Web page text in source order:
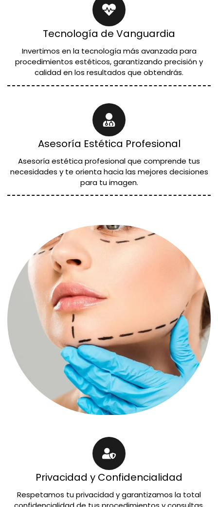
Tecnología de Vanguardia
Invertimos en la tecnología más avanzada para
procedimientos estéticos, garantizando precisión y
calidad en los resultados que obtendrás.
Asesoría Estética Profesional
Asesoría estética profesional que comprende tus
necesidades y te orienta hacia las mejores decisiones
para tu imagen.
Privacidad y Confidencialidad
Respetamos tu privacidad y garantizamos la total